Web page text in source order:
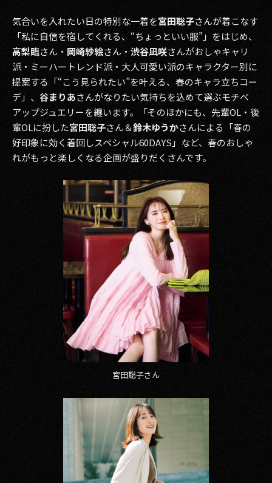
気合いを入れたい日の特別な一着を宮田聡子さんが着こなす
「私に自信を宿してくれる、“ちょっといい服”」をはじめ、
高梨臨さん・ 岡崎紗絵さん・ 渋谷凪咲さんがおしゃキャリ
派・ミーハートレンド派・大人可愛い派のキャラクター別に
提案する「“こう見られたい”を叶える、春のキャラ立ちコー
デ」、 谷まりあさんがなりたい気持ちを込めて選ぶモチベ
アップジュエリーを纏います。「そのほかにも、先輩OL・後
輩OLに扮した宮田聡子さん＆鈴木ゆうかさんによる「春の
好印象に効く着回しスペシャル60DAYS」など、春のおしゃ
れがもっと楽しくなる企画が盛りだくさんです。
宮田聡子さん